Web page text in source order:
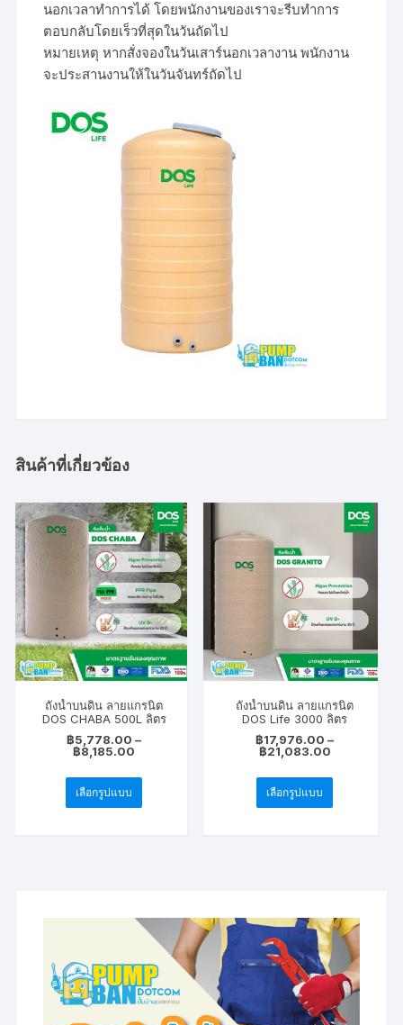
นอกเวลาทำการได้ โดยพนักงานของเราจะรีบทำการ
ตอบกลับโดยเร็วที่สุดในวันถัดไป
หมายเหตุ หากสั่งจองในวันเสาร์นอกเวลางาน พนักงาน
จะประสานงานให้ในวันจันทร์ถัดไป
สินค้าที่เกี่ยวข้อง
ถังน้ำบนดิน ลายแกรนิต
DOS CHABA 500L ลิตร
฿5,778.00 –
฿8,185.00
฿5,778.00
฿8,185.00
เลือกรูปแบบ
This
may
chosen
on
ถังน้ำบนดิน ลายแกรนิต
DOS Life 3000 ลิตร
฿17,976.00 –
฿21,083.00Price
฿17,976.00
฿21,083.00
เลือกรูปแบบ
This
may
be
chosen
on
the